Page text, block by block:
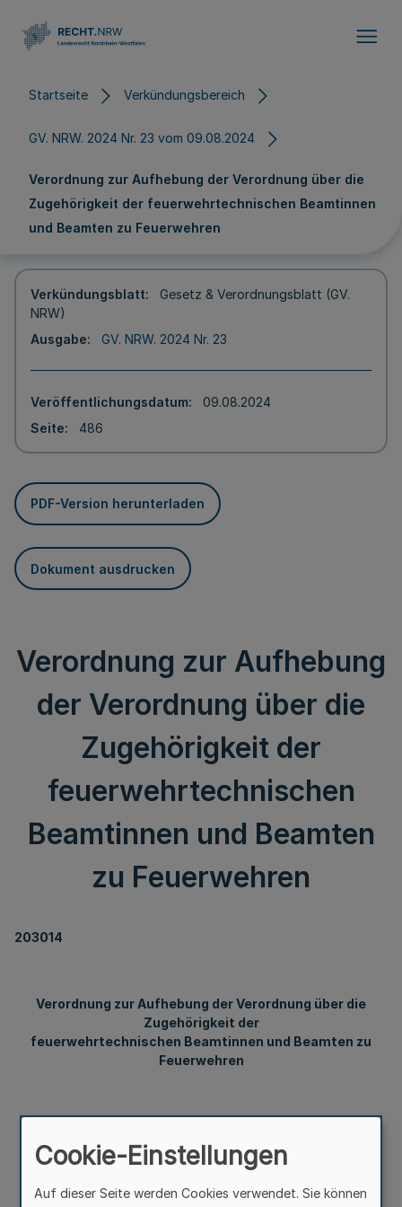
Startseite Verkündungsbereich
GV. NRW. 2024 Nr. 23 vom 09.08.2024
Verordnung zur Aufhebung der Verordnung über die
Zugehörigkeit der feuerwehrtechnischen Beamtinnen
und Beamten zu Feuerwehren
Verkündungsblatt
Gesetz & Verordnungsblatt (GV.
NRW)
Ausgabe
GV. NRW. 2024 Nr. 23
Veröffentlichungsdatum
09.08.2024
Seite
486
PDF-Version herunterladen
Dokument ausdrucken
Verordnung zur Aufhebung
der Verordnung über die
Zugehörigkeit der
feuerwehrtechnischen
Beamtinnen und Beamten
zu Feuerwehren
203014
Verordnung zur Aufhebung der Verordnung über die
Zugehörigkeit der
feuerwehrtechnischen Beamtinnen und Beamten zu
Feuerwehren
Cookie-Einstellungen
Auf dieser Seite werden Cookies verwendet. Sie können